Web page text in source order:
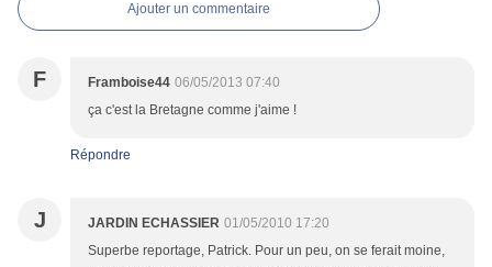
Ajouter un commentaire
F Framboise44 06/05/2013 07:40
ça c'est la Bretagne comme j'aime !
Répondre
J JARDIN ECHASSIER 01/05/2010 17:20
Superbe reportage, Patrick. Pour un peu, on se ferait moine,